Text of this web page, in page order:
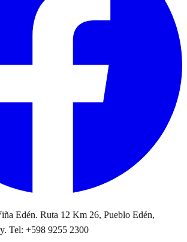
Edén. Ruta 12 Km 26, Pueblo Edén,
Tel: +598 9255 2300